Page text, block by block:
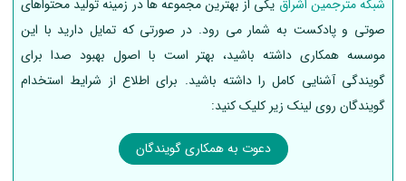
شبکه مترجمین اشراق یکی از بهترین مجموعه ها در زمینه تولید محتواهای
صوتی و پادکست به شمار می رود. در صورتی که تمایل دارید با این
موسسه همکاری داشته باشید، بهتر است با اصول بهبود صدا برای
گویندگی آشنایی کامل را داشته باشید. برای اطلاع از شرایط استخدام
گویندگان روی لینک زیر کلیک کنید:
دعوت به همکاری گویندگان